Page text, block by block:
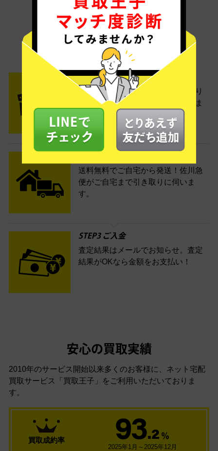
ご利用は簡単3ステップ
- FLOW -
STEP1 お申込み・梱包
ネットでお申込みしたら、箱に売り
たい商品をいろいろ詰めて梱包しま
送料無料でご自宅から発送！佐川急
便がご自宅まで引き取りに伺いま
す。
STEP3 ご入金
査定結果はメールでお知らせ。査定
結果がOKなら金額をお支払い！
安心の買取実績
2010年のサービス開始以来多くのお客様に、 ネット宅配
買取サービス「買取王子」をご利用いただいておりま
す。
買取成約率 93.2 ％
2025年1月～2025年12月